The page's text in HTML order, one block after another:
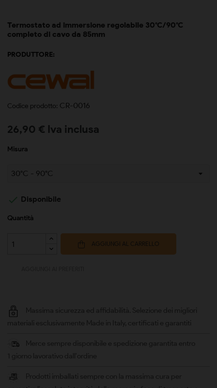
Termostato ad immersione regolabile 30°C/90°C
completo di cavo da 85mm
PRODUTTORE:
Codice prodotto: CR-0016
26,90 € Iva inclusa
Misura
 Disponibile
Quantità
AGGIUNGI AL CARRELLO